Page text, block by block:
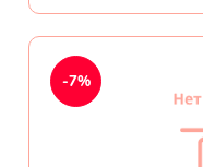
-7%